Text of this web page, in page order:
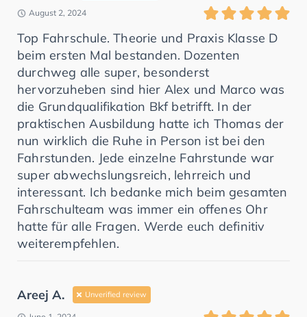
August 2, 2024
Top Fahrschule. Theorie und Praxis Klasse D
beim ersten Mal bestanden. Dozenten
durchweg alle super, besonderst
hervorzuheben sind hier Alex und Marco was
die Grundqualifikation Bkf betrifft. In der
praktischen Ausbildung hatte ich Thomas der
nun wirklich die Ruhe in Person ist bei den
Fahrstunden. Jede einzelne Fahrstunde war
super abwechslungsreich, lehrreich und
interessant. Ich bedanke mich beim gesamten
Fahrschulteam was immer ein offenes Ohr
hatte für alle Fragen. Werde euch definitiv
weiterempfehlen.
Areej A. Unverified review